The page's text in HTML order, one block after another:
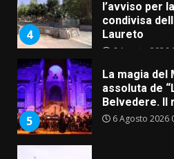
4
l’avviso per
condivisa
Laureto
6 Agosto 2026
5
La magia del
assoluta de
Belvedere. Il
6 Agosto 2026